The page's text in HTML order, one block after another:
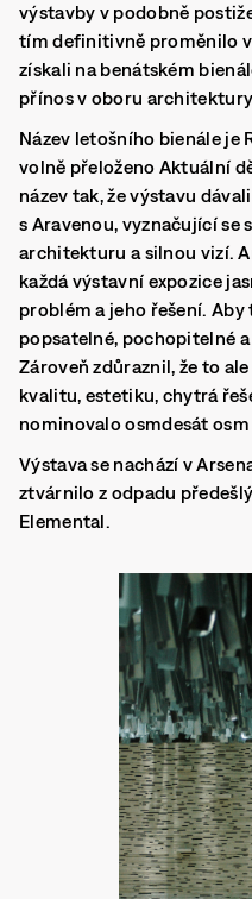
výstavby v podobně
tím definitivně proměnilo
získali na benátském
přínos v oboru
Název letošního bienále je
volně přeloženo Aktuální
název tak, že výstavu
s Aravenou, vyznačující se
architekturu a silnou vizí.
každá výstavní expozice
problém a jeho řešení.
popsatelné, pochopitelné
Zároveň zdůraznil, že to
kvalitu, estetiku, chytrá
nominovalo osmdesát
Výstava se nachází v
ztvárnilo z odpadu
Elemental.